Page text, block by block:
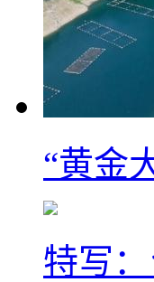
“黄金
特写